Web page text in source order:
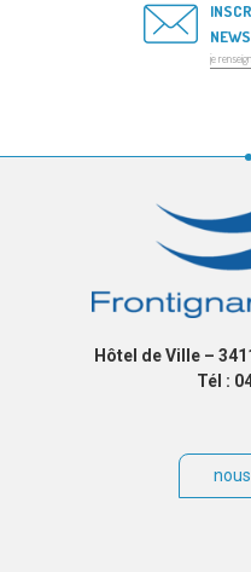
Hôtel de Ville –
Tél :